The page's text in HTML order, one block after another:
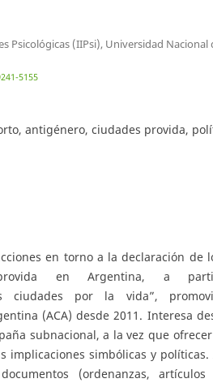
Psicológicas (IIPsi), Universidad Nacional
5155
antigénero, ciudades provida,
en torno a la declaración de
provida en Argentina, a
ciudades por la vida”,
(ACA) desde 2011. Interesa
subnacional, a la vez que
implicaciones simbólicas y políticas.
(ordenanzas,